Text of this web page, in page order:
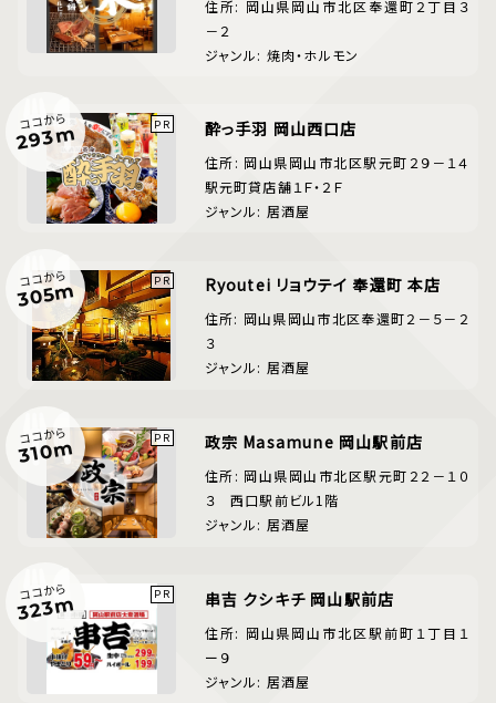
住所: 岡山県岡山市北区奉還町２丁目３
－２
ジャンル: 焼肉・ホルモン
ココから
293m 酔っ手羽 岡山西口店
住所: 岡山県岡山市北区駅元町２９－１４
駅元町貸店舗１Ｆ・２Ｆ
ジャンル: 居酒屋
ココから
305m Ryoutei リョウテイ 奉還町 本店
住所: 岡山県岡山市北区奉還町２－５－２
３
ジャンル: 居酒屋
ココから
310m 政宗 Masamune 岡山駅前店
住所: 岡山県岡山市北区駅元町２２－１０
３ 西口駅前ビル1階
ジャンル: 居酒屋
ココから
323m 串吉 クシキチ 岡山駅前店
住所: 岡山県岡山市北区駅前町１丁目１
ー９
ジャンル: 居酒屋